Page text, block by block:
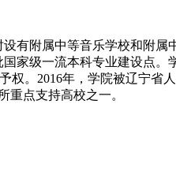
有附属中等音乐学校和附属
家级一流本科专业建设点。
。2016年，学院被辽宁省
重点支持高校之一。